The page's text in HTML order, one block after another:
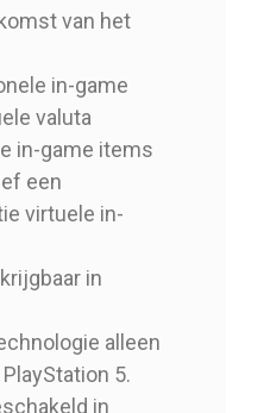
van het
in-game
valuta
in-game items
een
virtuele in-
in
alleen
5.
in